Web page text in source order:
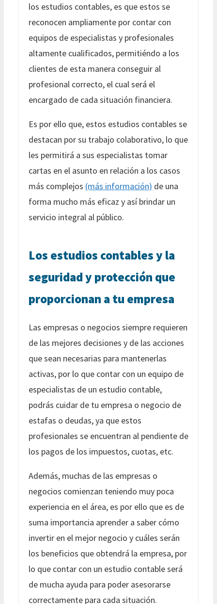
los estudios contables, es que estos se
reconocen ampliamente por contar con
equipos de especialistas y profesionales
altamente cualificados, permitiéndo a los
clientes de esta manera conseguir al
profesional correcto, el cual será el
encargado de cada situación financiera.
Es por ello que, estos estudios contables se
destacan por su trabajo colaborativo, lo que
les permitirá a sus especialistas tomar
cartas en el asunto en relación a los casos
más complejos (más información) de una
forma mucho más eficaz y así brindar un
servicio integral al público.
Los estudios contables y la
seguridad y protección que
proporcionan a tu empresa
Las empresas o negocios siempre requieren
de las mejores decisiones y de las acciones
que sean necesarias para mantenerlas
activas, por lo que contar con un equipo de
especialistas de un estudio contable,
podrás cuidar de tu empresa o negocio de
estafas o deudas, ya que estos
profesionales se encuentran al pendiente de
los pagos de los impuestos, cuotas, etc.
Además, muchas de las empresas o
negocios comienzan teniendo muy poca
experiencia en el área, es por ello que es de
suma importancia aprender a saber cómo
invertir en el mejor negocio y cuáles serán
los beneficios que obtendrá la empresa, por
lo que contar con un estudio contable será
de mucha ayuda para poder asesorarse
correctamente para cada situación.